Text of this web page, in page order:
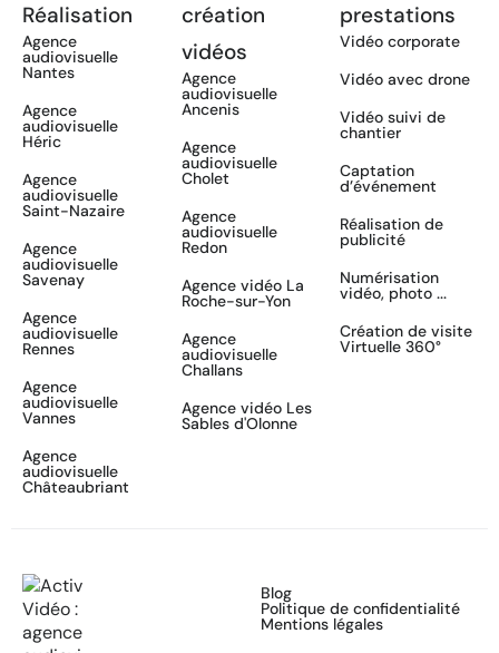
Réalisation
Agence
audiovisuelle
Nantes
Agence
audiovisuelle
Héric
Agence
audiovisuelle
Saint-Nazaire
Agence
audiovisuelle
Savenay
Agence
audiovisuelle
Rennes
Agence
audiovisuelle
Vannes
Agence
audiovisuelle
Châteaubriant
création
vidéos
Agence
audiovisuelle
Ancenis
Agence
audiovisuelle
Cholet
Agence
audiovisuelle
Redon
Agence vidéo La
Roche-sur-Yon
Agence
audiovisuelle
Challans
Agence vidéo Les
Sables d'Olonne
prestations
Vidéo corporate
Vidéo avec drone
Vidéo suivi de
chantier
Captation
d’événement
Réalisation de
publicité
Numérisation
vidéo, photo ...
Création de visite
Virtuelle 360°
Blog
Politique de confidentialité
Mentions légales